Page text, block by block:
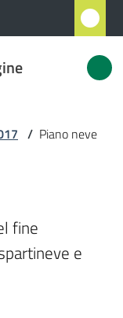
/ Piano neve
fine
e